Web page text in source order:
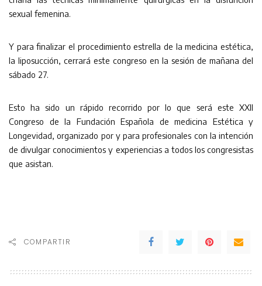
sexual femenina.
Y para finalizar el procedimiento estrella de la medicina estética,
la liposucción, cerrará este congreso en la sesión de mañana del
sábado 27.
Esto ha sido un rápido recorrido por lo que será este XXII
Congreso de la Fundación Española de medicina Estética y
Longevidad, organizado por y para profesionales con la intención
de divulgar conocimientos y experiencias a todos los congresistas
que asistan.
COMPARTIR